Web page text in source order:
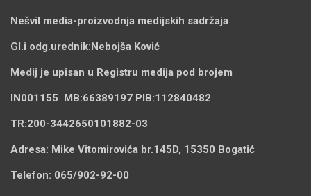
Nešvil media-proizvodnja medijskih sadržaja
Gl.i odg.urednik:Nebojša Ković
Medij je upisan u Registru medija pod brojem
IN001155 MB:66389197 PIB:112840482
TR:200-3442650101882-03
Adresa: Mike Vitomirovića br.145D, 15350 Bogatić
Telefon: 065/902-92-00